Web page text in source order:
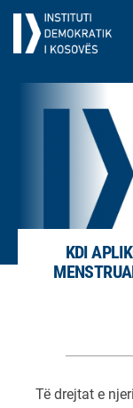
KDI
Të drejtat e